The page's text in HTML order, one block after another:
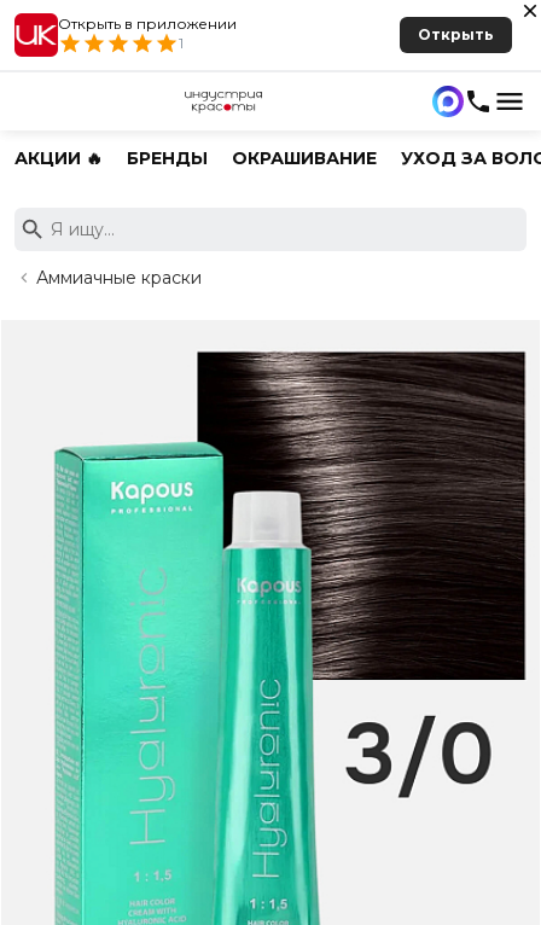
Открыть в приложении
1
Открыть
АКЦИИ 🔥 БРЕНДЫ ОКРАШИВАНИЕ УХОД ЗА
Аммиачные краски